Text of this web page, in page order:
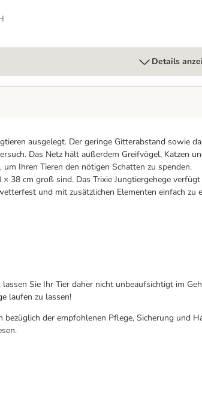
Details
ausgelegt. Der geringe Gitterabstand sowie
Das Netz hält außerdem Greifvögel, Katzen
Ihren Tieren den nötigen Schatten zu spenden.
38 cm groß sind. Das Trixie Jungtiergehege
und mit zusätzlichen Elementen einfach zu
Sie Ihr Tier daher nicht unbeaufsichtigt im
laufen zu lassen!
der empfohlenen Pflege, Sicherung und